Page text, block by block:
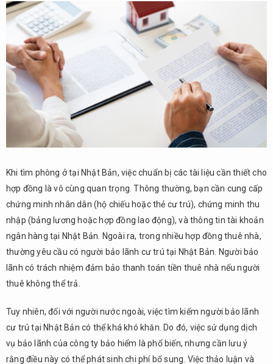
8.
Tầm
Quan
Trọng
Của
Giao
Tiếp
9.
Tóm
Khi tìm phòng ở tại Nhật Bản, việc chuẩn bị các tài liệu cần thiết cho
hợp đồng là vô cùng quan trọng. Thông thường, bạn cần cung cấp
chứng minh nhân dân (hộ chiếu hoặc thẻ cư trú), chứng minh thu
nhập (bảng lương hoặc hợp đồng lao động), và thông tin tài khoản
ngân hàng tại Nhật Bản. Ngoài ra, trong nhiều hợp đồng thuê nhà,
thường yêu cầu có người bảo lãnh cư trú tại Nhật Bản. Người bảo
lãnh có trách nhiệm đảm bảo thanh toán tiền thuê nhà nếu người
thuê không thể trả.
Tuy nhiên, đối với người nước ngoài, việc tìm kiếm người bảo lãnh
cư trú tại Nhật Bản có thể khá khó khăn. Do đó, việc sử dụng dịch
vụ bảo lãnh của công ty bảo hiểm là phổ biến, nhưng cần lưu ý
rằng điều này có thể phát sinh chi phí bổ sung. Việc thảo luận và